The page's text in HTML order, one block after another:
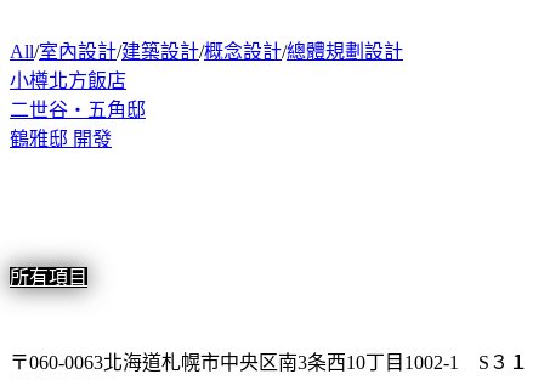
All/室內設計/建築設計/概念設計/總體規劃設計
小樽北方飯店
二世谷・五角邸
鶴雅邸 開發
所有項目
〒060-0063北海道札幌市中央区南3条西10丁目1002-1 S３１